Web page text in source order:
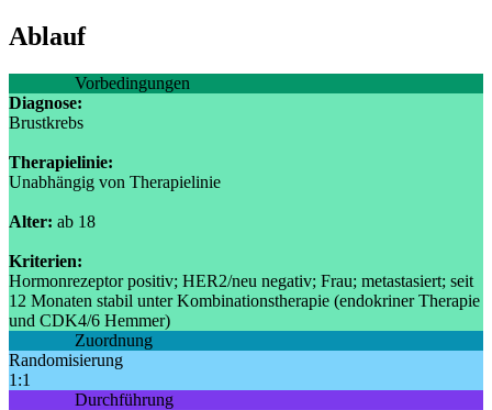
Ablauf
Vorbedingungen
Diagnose:
Brustkrebs
Therapielinie:
Unabhängig von Therapielinie
Alter: ab 18
Kriterien:
Hormonrezeptor positiv; HER2/neu negativ; Frau; metastasiert; seit
12 Monaten stabil unter Kombinationstherapie (endokriner Therapie
und CDK4/6 Hemmer)
Zuordnung
Randomisierung
1:1
Durchführung